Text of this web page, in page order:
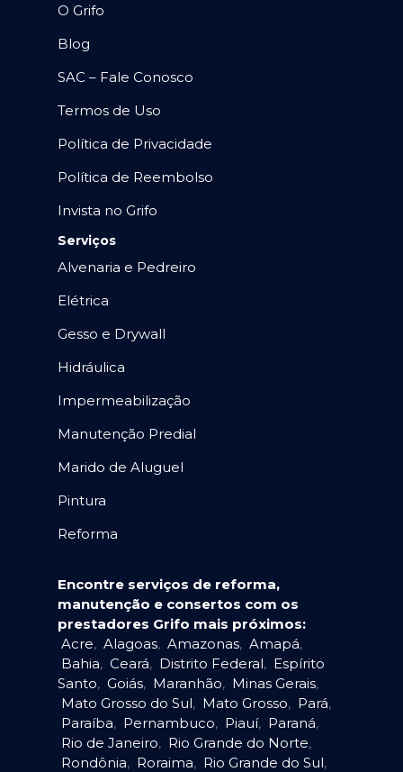
O Grifo
Blog
SAC – Fale Conosco
Termos de Uso
Política de Privacidade
Política de Reembolso
Invista no Grifo
Serviços
Alvenaria e Pedreiro
Elétrica
Gesso e Drywall
Hidráulica
Impermeabilização
Manutenção Predial
Marido de Aluguel
Pintura
Reforma
Encontre serviços de reforma,
manutenção e consertos com os
prestadores Grifo mais próximos:
Acre, Alagoas, Amazonas, Amapá,
Bahia, Ceará, Distrito Federal, Espírito
Santo, Goiás, Maranhão, Minas Gerais,
Mato Grosso do Sul, Mato Grosso, Pará,
Paraíba, Pernambuco, Piauí, Paraná,
Rio de Janeiro, Rio Grande do Norte,
Rondônia, Roraima, Rio Grande do Sul,